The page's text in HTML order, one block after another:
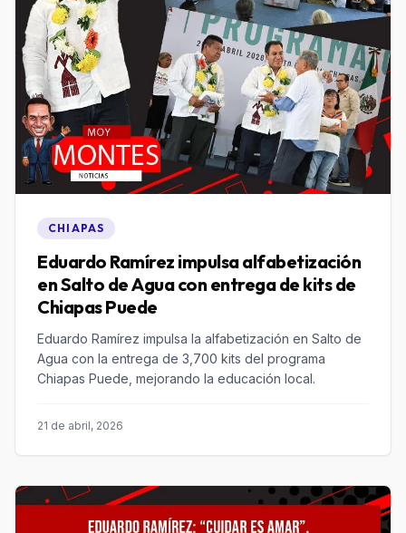
CHIAPAS
Eduardo Ramírez impulsa alfabetización
en Salto de Agua con entrega de kits de
Chiapas Puede
Eduardo Ramírez impulsa la alfabetización en Salto de
Agua con la entrega de 3,700 kits del programa
Chiapas Puede, mejorando la educación local.
21 de abril, 2026